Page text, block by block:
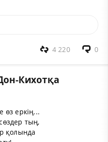
0
4 220
Кихотқа
өз еркің...
тың,
қолында